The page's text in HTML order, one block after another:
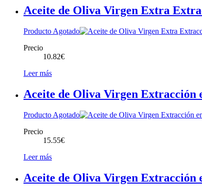
Extracción
Frío
Milenaria
Aceite de Oliva Virgen Extra
Producto Agotado
Precio
10.82€
Leer más
Aceite de Oliva Virgen
Producto Agotado
Precio
15.55€
Leer más
Aceite de Oliva Virgen Extracción